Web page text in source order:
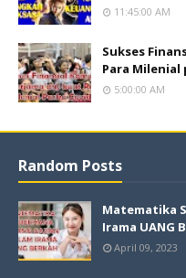
11:45:00 AM
Sukses
Para Milenial
5:00:00 AM
Random Posts
Matematika
Irama UANG
April 09, 2023